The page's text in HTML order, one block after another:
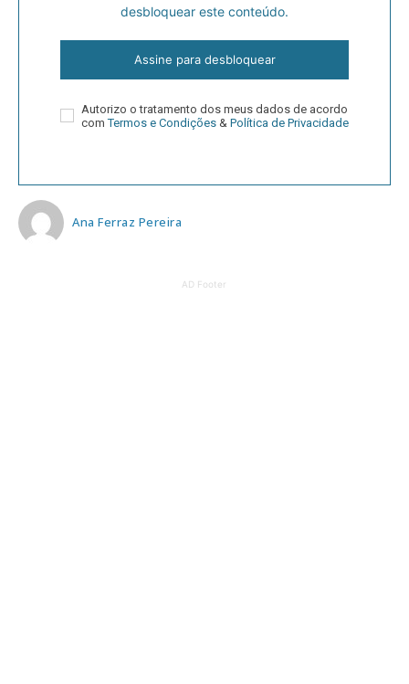
desbloquear este conteúdo.
Assine para desbloquear
Autorizo o tratamento dos meus dados de acordo
comTermos e Condições & Política de Privacidade
Ana Ferraz Pereira
AD Footer